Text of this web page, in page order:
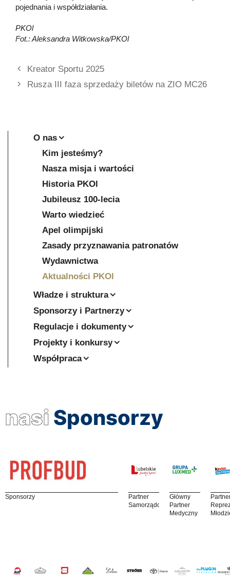
pojednania i współdziałania.
PKOl
Fot.: Aleksandra Witkowska/PKOl
Kreator Sportu 2025
Rusza III faza sprzedaży biletów na ZIO MC26
O nas
Kim jesteśmy?
Nasza misja i wartości
Historia PKOl
Jubileusz 100-lecia
Warto wiedzieć
Apel olimpijski
Zasady przyznawania patronatów
Wydawnictwa
Aktualności PKOl
Władze i struktura
Sponsorzy i Partnerzy
Regulacje i dokumenty
Projekty i konkursy
Współpraca
nasi Sponsorzy
Sponsorzy
Partner
Samorządowy
Główny
Partner
Medyczny